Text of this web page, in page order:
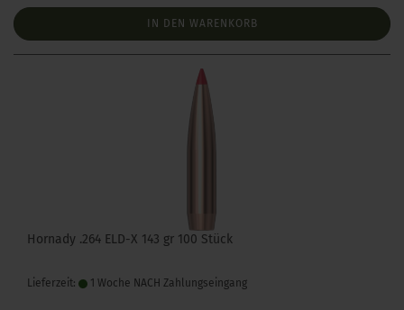
IN DEN WARENKORB
Hornady .264 ELD-X 143 gr 100 Stück
Lieferzeit: 1 Woche NACH Zahlungseingang